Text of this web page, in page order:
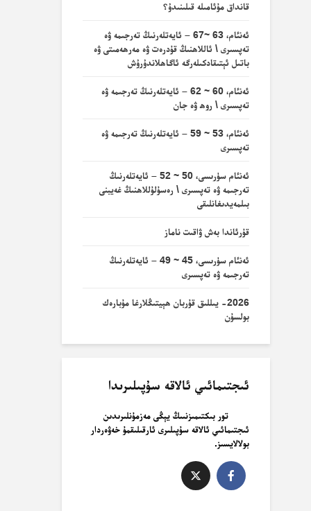
قانداق مۇئامىلە قىلىنىدۇ؟
ئەنئام، 63 ~67 – ئايەتلەرنىڭ تەرجىمە ۋە
تەپسىرى \ ئاللاھنىڭ قۇدرەت ۋە مەرھەمىتى ۋە
باتىل ئېتىقادكىلەرگە ئاگاھلاندۇرۇش
ئەنئام، 60 ~ 62 – ئايەتلەرنىڭ تەرجىمە ۋە
تەپسىرى \ روھ ۋە جان
ئەنئام، 53 ~ 59 – ئايەتلەرنىڭ تەرجىمە ۋە
تەپسىرى
ئەنئام سۈرىسى، 50 ~ 52 – ئايەتلەرنىڭ
تەرجىمە ۋە تەپسىرى \ رەسۇلۇللاھنىڭ غەيبنى
بىلمەيدىغانلىقى
قۇرئاندا بەش ۋاقىت ناماز
ئەنئام سۈرىسى، 45 ~ 49 – ئايەتلەرنىڭ
تەرجىمە ۋە تەپسىرى
2026- يىللىق قۇربان ھېيتىڭلارغا مۇبارەك
بولسۇن
ئىجتىمائىي ئالاقە سۇپىلىرىدا
تور بىكتىمىزنىىڭ يېڭى مەزمۇنلىرىدىن
ئىجتىمائىي ئالاقە سۇپىلىرى ئارقىلىقمۇ خەۋەردار
بولالايسىز.